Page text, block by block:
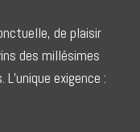
de plaisir
des millésimes
exigence :